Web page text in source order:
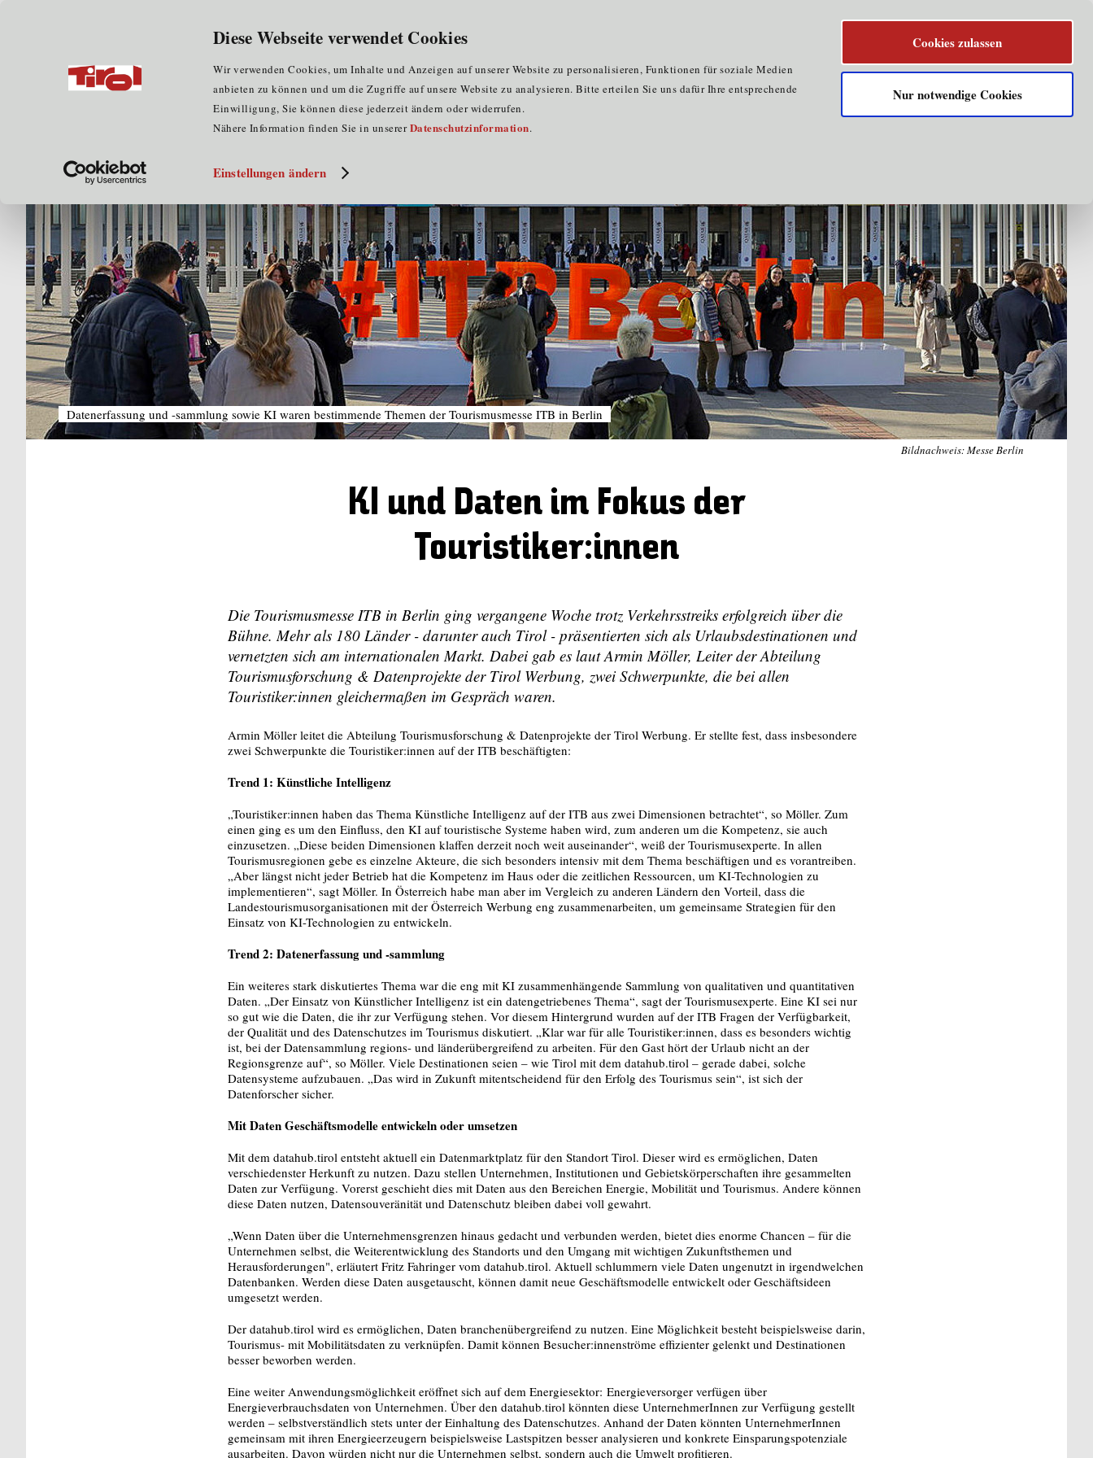
Diese Webseite verwendet Cookies
Wir verwenden Cookies, um Inhalte und Anzeigen auf unserer Website zu personalisieren, Funktionen für soziale Medien
anbieten zu können und um die Zugriffe auf unsere Website zu analysieren. Bitte erteilen Sie uns dafür Ihre entsprechende
Einwilligung, Sie können diese jederzeit ändern oder widerrufen.
Nähere Information finden Sie in unsererDatenschutzinformation.
Einstellungen ändern
Cookies zulassen
Nur notwendige Cookies
Home News
Datenerfassung und -sammlung sowie KI waren bestimmende Themen der Tourismusmesse ITB in Berlin
Bildnachweis: Messe Berlin
Jetzt Mitglied werden!
KI und Daten im Fokus der
Touristiker:innen
Die Tourismusmesse ITB in Berlin ging vergangene Woche trotz Verkehrsstreiks erfolgreich über die
Bühne. Mehr als 180 Länder - darunter auch Tirol - präsentierten sich als Urlaubsdestinationen und
vernetzten sich am internationalen Markt. Dabei gab es laut Armin Möller, Leiter der Abteilung
Tourismusforschung & Datenprojekte der Tirol Werbung, zwei Schwerpunkte, die bei allen
Touristiker:innen gleichermaßen im Gespräch waren.
Armin Möller leitet die Abteilung Tourismusforschung & Datenprojekte der Tirol Werbung. Er stellte fest, dass insbesondere
zwei Schwerpunkte die Touristiker:innen auf der ITB beschäftigten:
Trend 1: Künstliche Intelligenz
„Touristiker:innen haben das Thema Künstliche Intelligenz auf der ITB aus zwei Dimensionen betrachtet“, so Möller. Zum
einen ging es um den Einfluss, den KI auf touristische Systeme haben wird, zum anderen um die Kompetenz, sie auch
einzusetzen. „Diese beiden Dimensionen klaffen derzeit noch weit auseinander“, weiß der Tourismusexperte. In allen
Tourismusregionen gebe es einzelne Akteure, die sich besonders intensiv mit dem Thema beschäftigen und es vorantreiben.
„Aber längst nicht jeder Betrieb hat die Kompetenz im Haus oder die zeitlichen Ressourcen, um KI-Technologien zu
implementieren“, sagt Möller. In Österreich habe man aber im Vergleich zu anderen Ländern den Vorteil, dass die
Landestourismusorganisationen mit der Österreich Werbung eng zusammenarbeiten, um gemeinsame Strategien für den
Einsatz von KI-Technologien zu entwickeln.
Trend 2: Datenerfassung und -sammlung
Ein weiteres stark diskutiertes Thema war die eng mit KI zusammenhängende Sammlung von qualitativen und quantitativen
Daten. „Der Einsatz von Künstlicher Intelligenz ist ein datengetriebenes Thema“, sagt der Tourismusexperte. Eine KI sei nur
so gut wie die Daten, die ihr zur Verfügung stehen. Vor diesem Hintergrund wurden auf der ITB Fragen der Verfügbarkeit,
der Qualität und des Datenschutzes im Tourismus diskutiert. „Klar war für alle Touristiker:innen, dass es besonders wichtig
ist, bei der Datensammlung regions- und länderübergreifend zu arbeiten. Für den Gast hört der Urlaub nicht an der
Regionsgrenze auf“, so Möller. Viele Destinationen seien – wie Tirol mit dem datahub.tirol – gerade dabei, solche
Datensysteme aufzubauen. „Das wird in Zukunft mitentscheidend für den Erfolg des Tourismus sein“, ist sich der
Datenforscher sicher.
Mit Daten Geschäftsmodelle entwickeln oder umsetzen
Mit dem datahub.tirol entsteht aktuell ein Datenmarktplatz für den Standort Tirol. Dieser wird es ermöglichen, Daten
verschiedenster Herkunft zu nutzen. Dazu stellen Unternehmen, Institutionen und Gebietskörperschaften ihre gesammelten
Daten zur Verfügung. Vorerst geschieht dies mit Daten aus den Bereichen Energie, Mobilität und Tourismus. Andere können
diese Daten nutzen, Datensouveränität und Datenschutz bleiben dabei voll gewahrt.
„Wenn Daten über die Unternehmensgrenzen hinaus gedacht und verbunden werden, bietet dies enorme Chancen – für die
Unternehmen selbst, die Weiterentwicklung des Standorts und den Umgang mit wichtigen Zukunftsthemen und
Herausforderungen", erläutert Fritz Fahringer vom datahub.tirol. Aktuell schlummern viele Daten ungenutzt in irgendwelchen
Datenbanken. Werden diese Daten ausgetauscht, können damit neue Geschäftsmodelle entwickelt oder Geschäftsideen
umgesetzt werden.
Der datahub.tirol wird es ermöglichen, Daten branchenübergreifend zu nutzen. Eine Möglichkeit besteht beispielsweise darin,
Tourismus- mit Mobilitätsdaten zu verknüpfen. Damit können Besucher:innenströme effizienter gelenkt und Destinationen
besser beworben werden.
Eine weiter Anwendungsmöglichkeit eröffnet sich auf dem Energiesektor: Energieversorger verfügen über
Energieverbrauchsdaten von Unternehmen. Über den datahub.tirol könnten diese UnternehmerInnen zur Verfügung gestellt
werden – selbstverständlich stets unter der Einhaltung des Datenschutzes. Anhand der Daten könnten UnternehmerInnen
gemeinsam mit ihren Energieerzeugern beispielsweise Lastspitzen besser analysieren und konkrete Einsparungspotenziale
ausarbeiten. Davon würden nicht nur die Unternehmen selbst, sondern auch die Umwelt profitieren.